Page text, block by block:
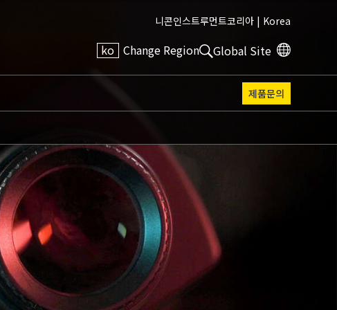
니콘인스트루먼트코리아 | Korea
ko Change Region Global Site
제품문의